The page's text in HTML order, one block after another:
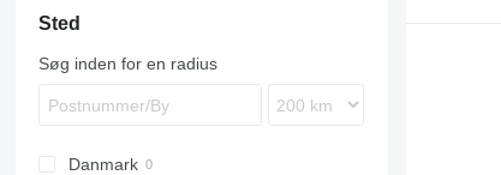
Sted
Søg inden for en radius
Danmark